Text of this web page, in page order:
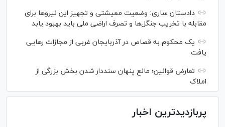
دادستان ساری: وضعیت معیشتی و تجهیز این نیرو‌ها برای
مقابله با تخریب جنگل‌ها و تصرف اراضی ملی باید بهبود یابد
یک محکوم به قصاص در آذربایجان‌ غربی از مجازات رهایی
یافت
تعارض قوانین؛ مانع پنهان سنددار شدن بخش بزرگی از
املاک
پربازدیدترین اخبار